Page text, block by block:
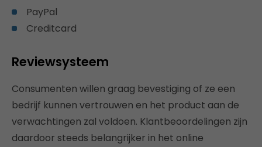
PayPal
Creditcard
Reviewsysteem
Consumenten willen graag bevestiging of ze een
bedrijf kunnen vertrouwen en het product aan de
verwachtingen zal voldoen. Klantbeoordelingen zijn
daardoor steeds belangrijker in het online